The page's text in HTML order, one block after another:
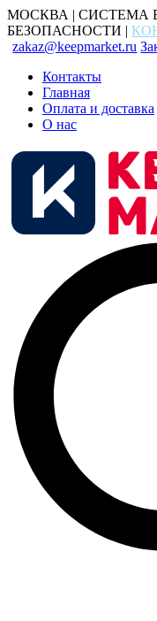
МОСКВА | СИСТЕМА
БЕЗОПАСНОСТИ |
zakaz@keepmarket.ru
Контакты
Главная
Оплата и доставка
О нас